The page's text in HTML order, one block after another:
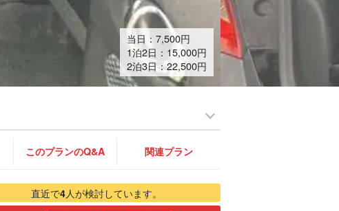
当日： 7,500円
1泊2日：15,000円
2泊3日：22,500円
このプランのQ&A 関連プラン
直近で4人が検討しています。